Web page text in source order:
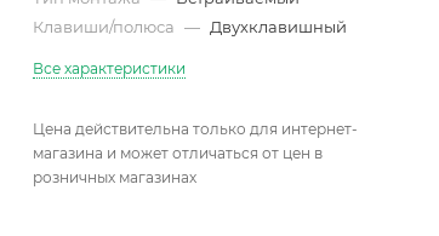
Клавиши/полюса — Двухклавишный
Все характеристики
Цена действительна только для интернет-
магазина и может отличаться от цен в
розничных магазинах